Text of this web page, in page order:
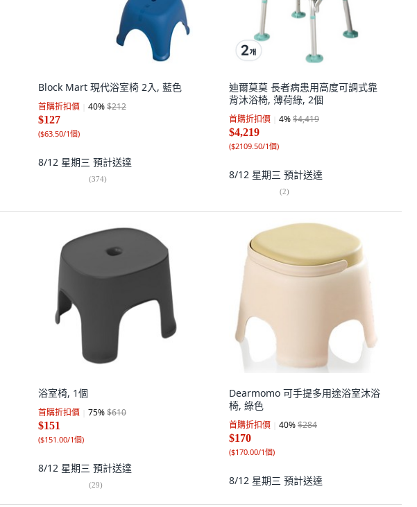
Block Mart 現代浴室椅 2入, 藍色
首購折扣價 40%$212
$127
($63.50/1個)
8/12 星期三 預計送達
(374)
迪爾莫莫 長者病患用高度可調式靠
背沐浴椅, 薄荷綠, 2個
首購折扣價 4%$4,419
$4,219
($2109.50/1個)
8/12 星期三 預計送達
(2)
浴室椅, 1個
首購折扣價 75%$610
$151
($151.00/1個)
8/12 星期三 預計送達
(29)
Dearmomo 可手提多用途浴室沐浴
椅, 綠色
首購折扣價 40%$284
$170
($170.00/1個)
8/12 星期三 預計送達